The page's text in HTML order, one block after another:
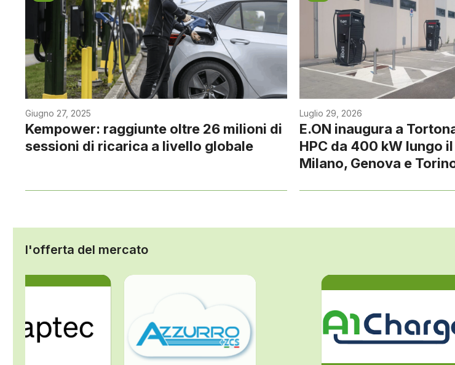
Giugno 27, 2025
Kempower: raggiunte oltre 26 milioni di
sessioni di ricarica a livello globale
Luglio 29, 2026
E.ON inaugura a
HPC da 400 kW lungo
Milano, Genova e
l'offerta del mercato